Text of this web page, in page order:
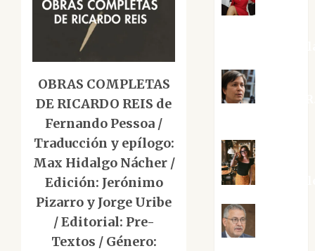
OBRAS COMPLETAS
DE RICARDO REIS de
Fernando Pessoa /
Traducción y epílogo:
Max Hidalgo Nácher /
Edición: Jerónimo
Pizarro y Jorge Uribe
/ Editorial: Pre-
Textos / Género: